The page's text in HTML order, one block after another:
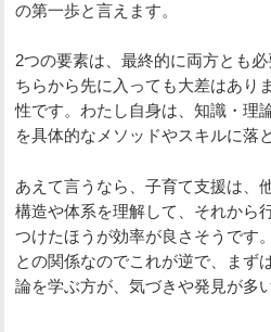
の第一歩と言えます。
2つの要素は、最終的に両方とも
ちらから先に入っても大差はあり
性です。わたし自身は、知識・理
を具体的なメソッドやスキルに落
あえて言うなら、子育て支援は、
構造や体系を理解して、それから
つけたほうが効率が良さそうです
との関係なのでこれが逆で、まず
論を学ぶ方が、気づきや発見が多